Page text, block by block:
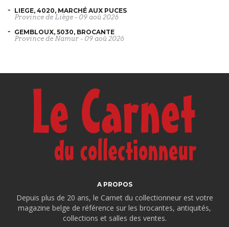
LIEGE, 4020, MARCHÉ AUX PUCES
Province de Liège - 09 aoû 2026
GEMBLOUX, 5030, BROCANTE
Province de Namur - 09 aoû 2026
A PROPOS
Depuis plus de 20 ans, le Carnet du collectionneur est votre
magazine belge de référence sur les brocantes, antiquités,
collections et salles des ventes.